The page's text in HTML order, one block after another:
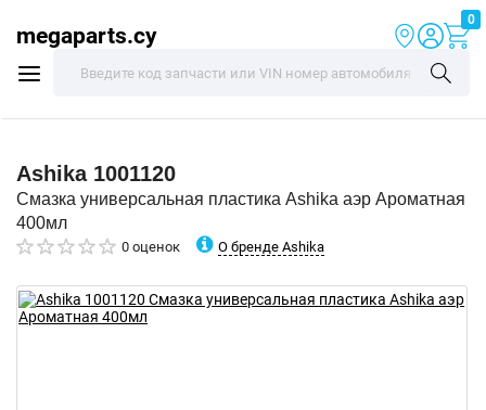
megaparts.cy
0
Ashika 1001120
Смазка универсальная пластика Ashika аэр Ароматная
400мл
0 оценок О бренде Ashika